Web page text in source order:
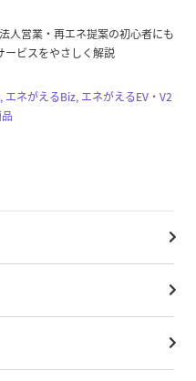
人営業・再エネ提案の初心者にも
ービスをやさしく解説
エネがえるBiz, エネがえるEV・V2